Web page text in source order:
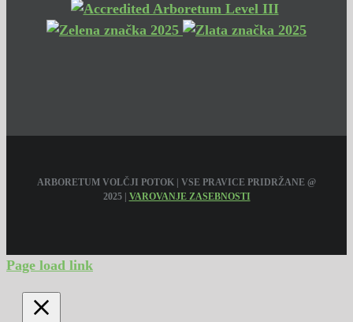
ARBORETUM VOLČJI POTOK | VSE PRAVICE PRIDRŽANE @
2025 | VAROVANJE ZASEBNOSTI
Page load link